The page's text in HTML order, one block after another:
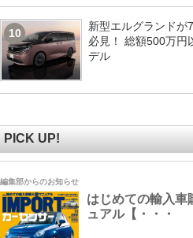
10
新型エルグランドが
必見！ 総額500万円
デル
PICK UP!
編集部からのお知らせ
はじめての輸入車
ュアル【・・・